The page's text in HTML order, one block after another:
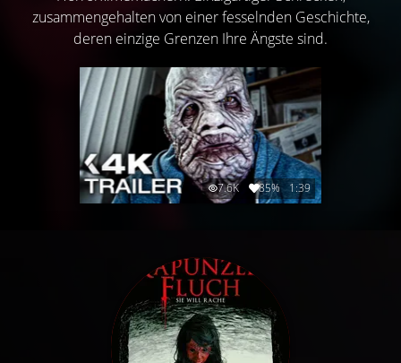
zusammengehalten von einer fesselnden Geschichte,
deren einzige Grenzen Ihre Ängste sind.
7.6K 85% 1:39